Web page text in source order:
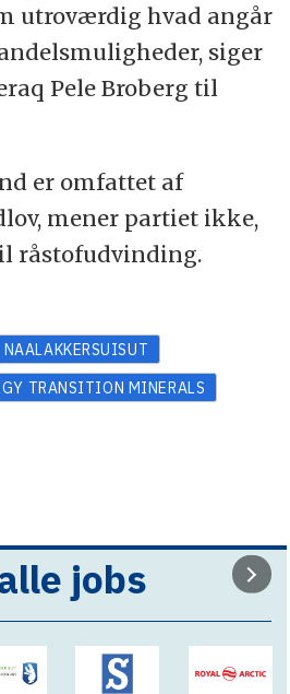
utroværdig hvad angår
siger
Pele Broberg til
er omfattet af
mener partiet ikke,
råstofudvinding.
NAALAKKERSUISUT
TRANSITION MINERALS
jobs